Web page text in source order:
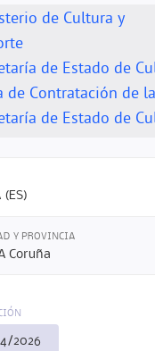
de Cultura y
de Estado de
de Contratación de la
de Estado de
(ES)
Y PROVINCIA
Coruña
2026